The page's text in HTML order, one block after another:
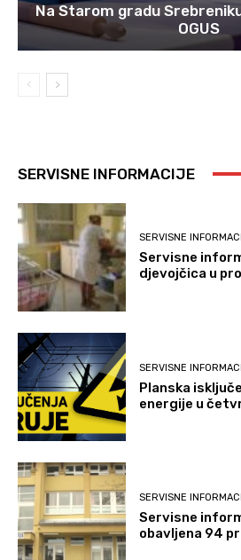
Na Starom gradu
OGUS
SERVISNE INFORMACIJE
SERVISNE
Servisne
djevojčica u
SERVISNE
Planska
energije u
SERVISNE
Servisne
obavljena 94